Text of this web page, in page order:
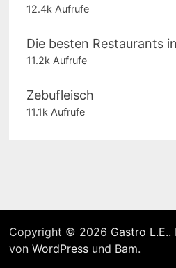
12.4k Aufrufe
Die besten Restaurants
11.2k Aufrufe
Zebufleisch
11.1k Aufrufe
Copyright © 2026 Gastro L.E..
von WordPressund Bam.